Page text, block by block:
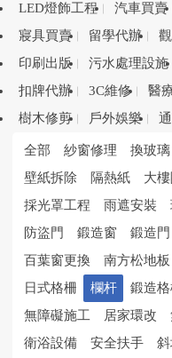
LED燈飾工程
汽車買賣
寢具買賣
留學代辦
印刷出版
污水處理設施
扣牌代辦
3C維修 醫
樹木修剪
戶外娛樂
全部 紗窗修理 換玻璃
壁紙拆除
隔熱紙 大
採光罩工程
雨遮安裝
防盜門
鍛造窗 鍛造門
百葉窗更換
南方松地板
日式格柵
欄杆 鍛造
無障礙施工
居家環改
衛浴設備
安全扶手 斜